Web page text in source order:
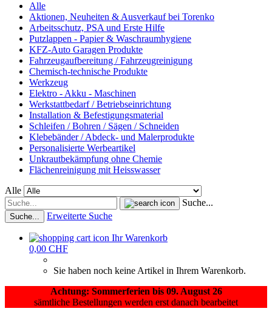
Alle
Aktionen, Neuheiten & Ausverkauf bei Torenko
Arbeitsschutz, PSA und Erste Hilfe
Putzlappen - Papier & Waschraumhygiene
KFZ-Auto Garagen Produkte
Fahrzeugaufbereitung / Fahrzeugreinigung
Chemisch-technische Produkte
Werkzeug
Elektro - Akku - Maschinen
Werkstattbedarf / Betriebseinrichtung
Installation & Befestigungsmaterial
Schleifen / Bohren / Sägen / Schneiden
Klebebänder / Abdeck- und Malerprodukte
Personalisierte Werbeartikel
Unkrautbekämpfung ohne Chemie
Flächenreinigung mit Heisswasser
Alle
Suche...
Suche... Erweiterte Suche
Ihr Warenkorb
0,00 CHF
Sie haben noch keine Artikel in Ihrem Warenkorb.
Achtung: Sommerferien bis 09. August 26
sämtliche Bestellungen werden erst danach bearbeitet